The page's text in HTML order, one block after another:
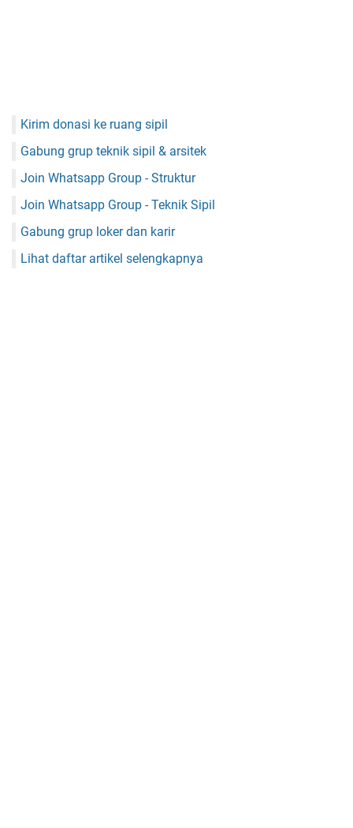
Kirim donasi ke ruang sipil
Gabung grup teknik sipil & arsitek
Join Whatsapp Group - Struktur
Join Whatsapp Group - Teknik Sipil
Gabung grup loker dan karir
Lihat daftar artikel selengkapnya